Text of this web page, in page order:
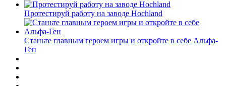
Протестируй работу на заводе Hochland
Станьте главным героем игры и откройте в себе Альфа-
Ген